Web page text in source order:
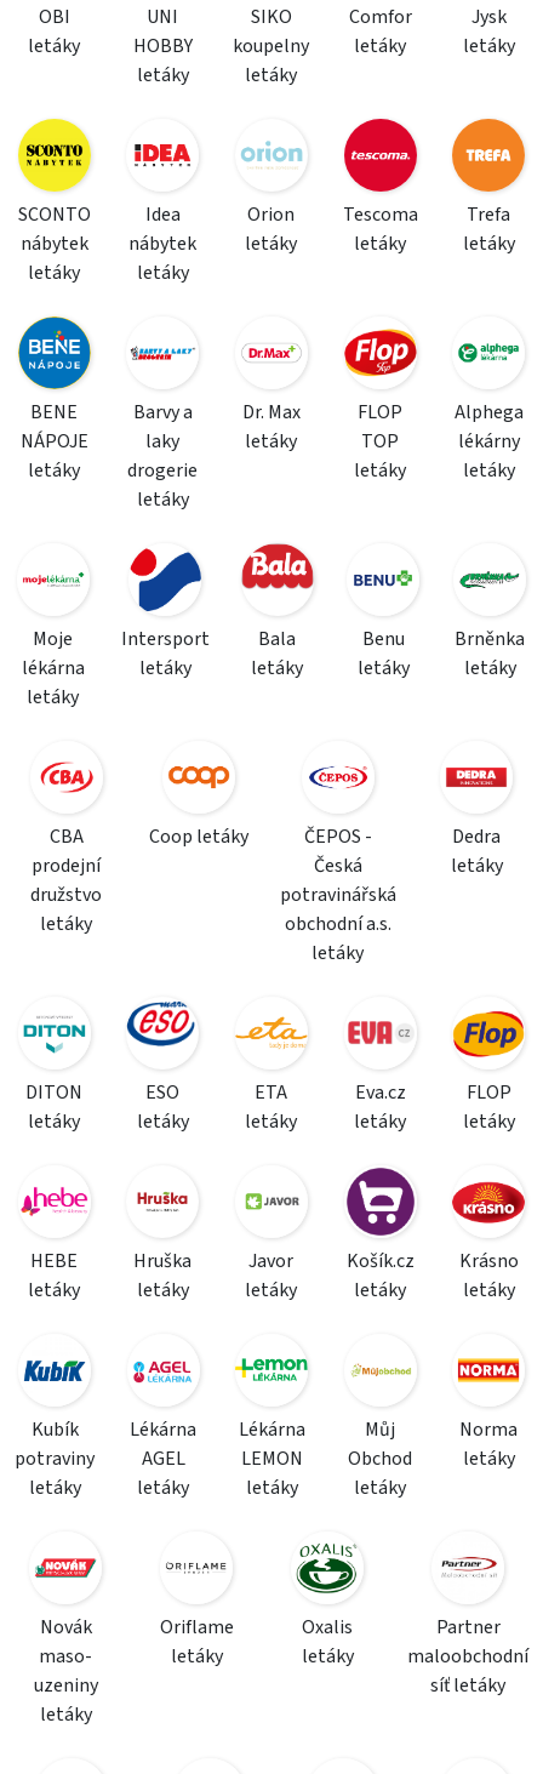
OBI
letáky
UNI
HOBBY
letáky
SIKO
koupelny
letáky
Comfor
letáky
Jysk
letáky
SCONTO
nábytek
letáky
Idea
nábytek
letáky
Orion
letáky
Tescoma
letáky
Trefa
letáky
BENE
NÁPOJE
letáky
Barvy a
laky
drogerie
letáky
Dr. Max
letáky
FLOP
TOP
letáky
Alphega
lékárny
letáky
Moje
lékárna
letáky
Intersport
letáky
Bala
letáky
Benu
letáky
Brněnka
letáky
CBA
prodejní
družstvo
letáky
Coop letáky
ČEPOS -
Česká
potravinářská
obchodní a.s.
letáky
Dedra
letáky
DITON
letáky
ESO
letáky
ETA
letáky
Eva.cz
letáky
FLOP
letáky
HEBE
letáky
Hruška
letáky
Javor
letáky
Košík.cz
letáky
Krásno
letáky
Kubík
potraviny
letáky
Lékárna
AGEL
letáky
Lékárna
LEMON
letáky
Můj
Obchod
letáky
Norma
letáky
Novák
maso-
uzeniny
letáky
Oriflame
letáky
Oxalis
letáky
Partner
maloobchodní
síť letáky